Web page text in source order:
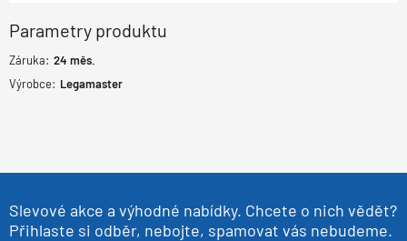
Parametry produktu
Záruka: 24 měs.
Výrobce: Legamaster
Slevové akce a výhodné nabídky. Chcete o nich vědět?
Přihlaste si odběr, nebojte, spamovat vás nebudeme.